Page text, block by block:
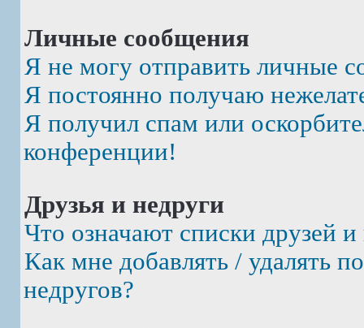
Личные сообщения
Я не могу отправить личные
Я постоянно получаю
Я получил спам или
конференции!
Друзья и недруги
Что означают списки друзей и
Как мне добавлять / удалять
недругов?